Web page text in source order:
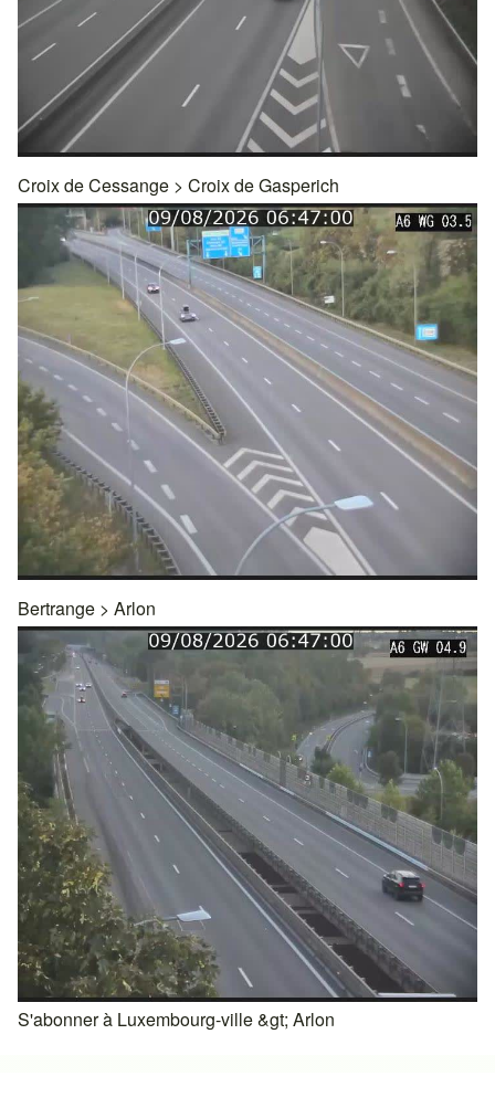
Croix de Cessange > Croix de Gasperich
Bertrange > Arlon
S'abonner à Luxembourg-ville &gt; Arlon